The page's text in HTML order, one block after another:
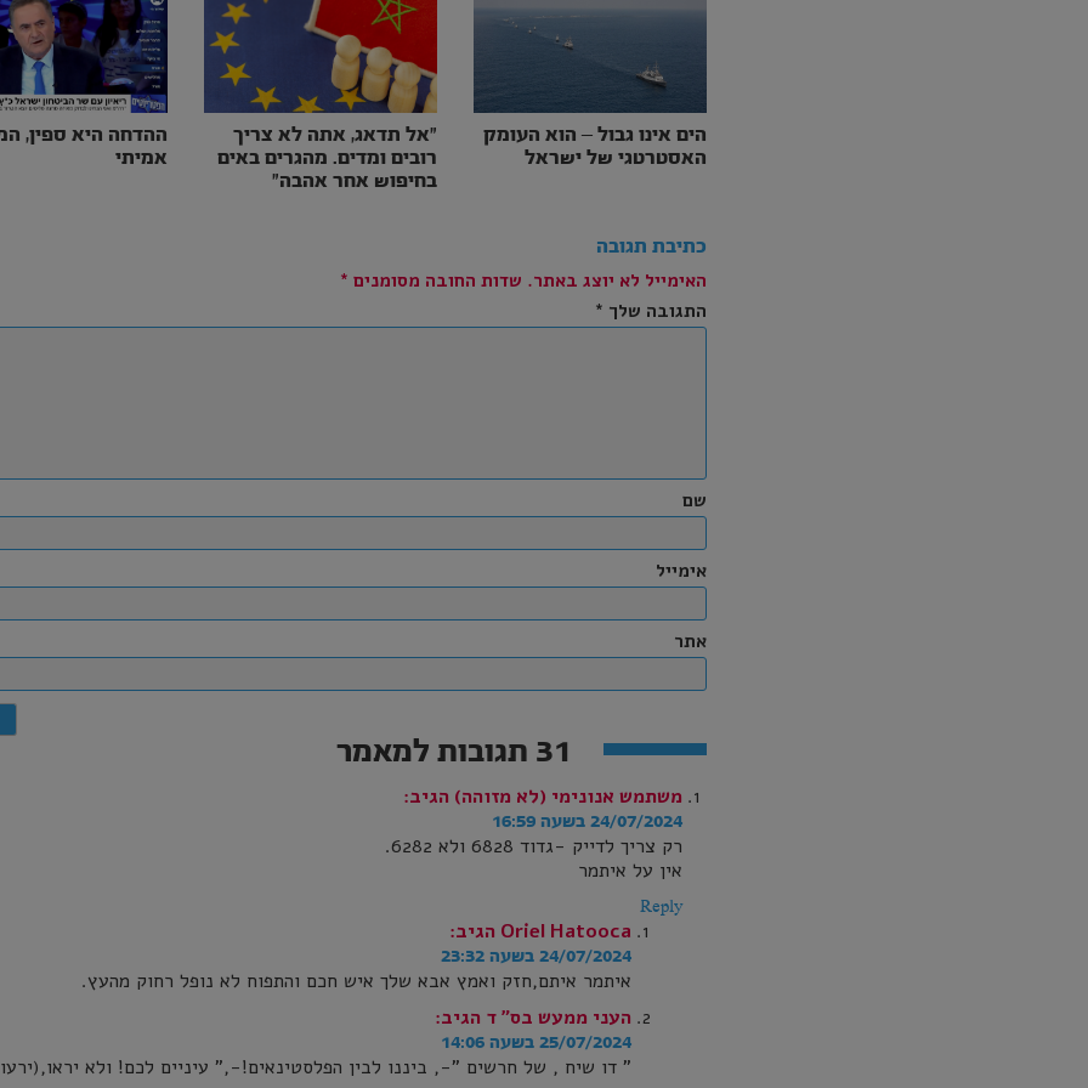
הים אינו גבול – הוא העומק
האסטרטגי של ישראל
״אל תדאג, אתה לא צריך
רובים ומדים. מהגרים באים
בחיפוש אחר אהבה״
ההדחה היא ספין,
אמיתי
כתיבת תגובה
האימייל לא יוצג באתר. שדות החובה מסומנים *
התגובה שלך *
שם
אימייל
אתר
משתמש אנונימי (לא מזוהה) הגיב:
24/07/2024 בשעה 16:59
רק צריך לדייק -גדוד 6828 ולא 6282.
אין על איתמר
Reply
Oriel Hatooca הגיב:
24/07/2024 בשעה 23:32
איתמר איתם,חזק ואמץ אבא שלך איש חכם והתפוח לא נופל רחוק מהעץ.
העני ממעש בס" ד הגיב:
25/07/2024 בשעה 14:06
" דו שיח , של חרשים "-, ביננו לבין הפלסטינאים!-," עיניים לכם! ולא